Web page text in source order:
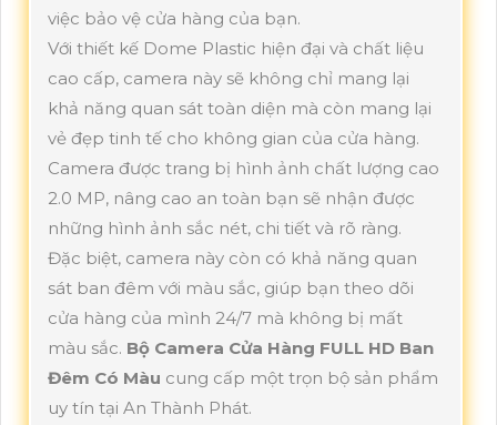
việc bảo vệ cửa hàng của bạn.
Với thiết kế Dome Plastic hiện đại và chất liệu
cao cấp, camera này sẽ không chỉ mang lại
khả năng quan sát toàn diện mà còn mang lại
vẻ đẹp tinh tế cho không gian của cửa hàng.
Camera được trang bị hình ảnh chất lượng cao
2.0 MP, nâng cao an toàn bạn sẽ nhận được
những hình ảnh sắc nét, chi tiết và rõ ràng.
Đặc biệt, camera này còn có khả năng quan
sát ban đêm với màu sắc, giúp bạn theo dõi
cửa hàng của mình 24/7 mà không bị mất
màu sắc. Bộ Camera Cửa Hàng FULL HD Ban
Đêm Có Màu cung cấp một trọn bộ sản phẩm
uy tín tại An Thành Phát.